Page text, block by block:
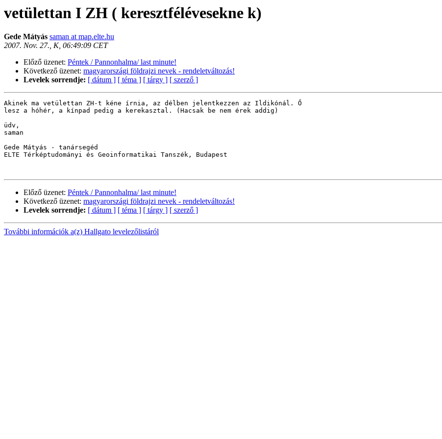
vetülettan I ZH ( keresztfélévesekne k)
Gede Mátyás saman at map.elte.hu
2007. Nov. 27., K, 06:49:09 CET
Előző üzenet: Péntek / Pannonhalma/ last minute!
Következő üzenet: magyarországi földrajzi nevek - rendeletváltozás!
Levelek sorrendje: [ dátum ] [ téma ] [ tárgy ] [ szerző ]
Akinek ma vetülettan ZH-t kéne írnia, az délben jelentkezzen az Ildikónál. Ő
lesz a hóhér, a kínpad pedig a kerekasztal. (Hacsak be nem érek addig)
üdv,
saman
Gede Mátyás - tanársegéd
ELTE Térképtudományi és Geoinformatikai Tanszék, Budapest
Előző üzenet: Péntek / Pannonhalma/ last minute!
Következő üzenet: magyarországi földrajzi nevek - rendeletváltozás!
Levelek sorrendje: [ dátum ] [ téma ] [ tárgy ] [ szerző ]
További információk a(z) Hallgato levelezőlistáról